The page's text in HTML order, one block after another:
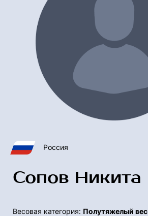
Россия
Сопов Никита
Весовая категория: Полутяжелый вес